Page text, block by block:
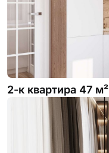
2-к квартира 47 м²